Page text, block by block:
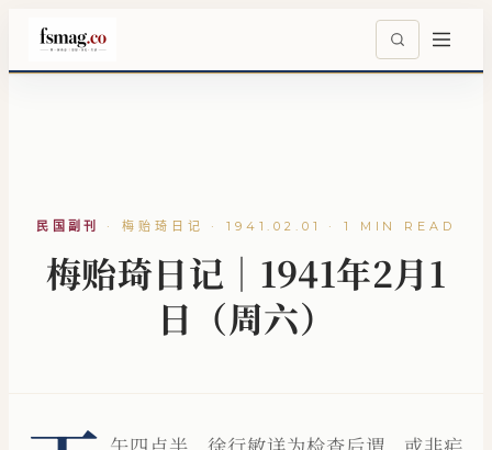
民国副刊 ·梅贻琦日记 · 1941.02.01 · 1 MIN READ
梅贻琦日记｜1941年2月1
日（周六）